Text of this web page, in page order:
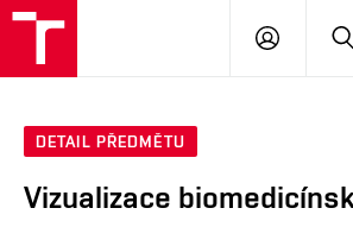
PŘIHLÁSIT
DETAIL PŘEDMĚTU
Vizualizace